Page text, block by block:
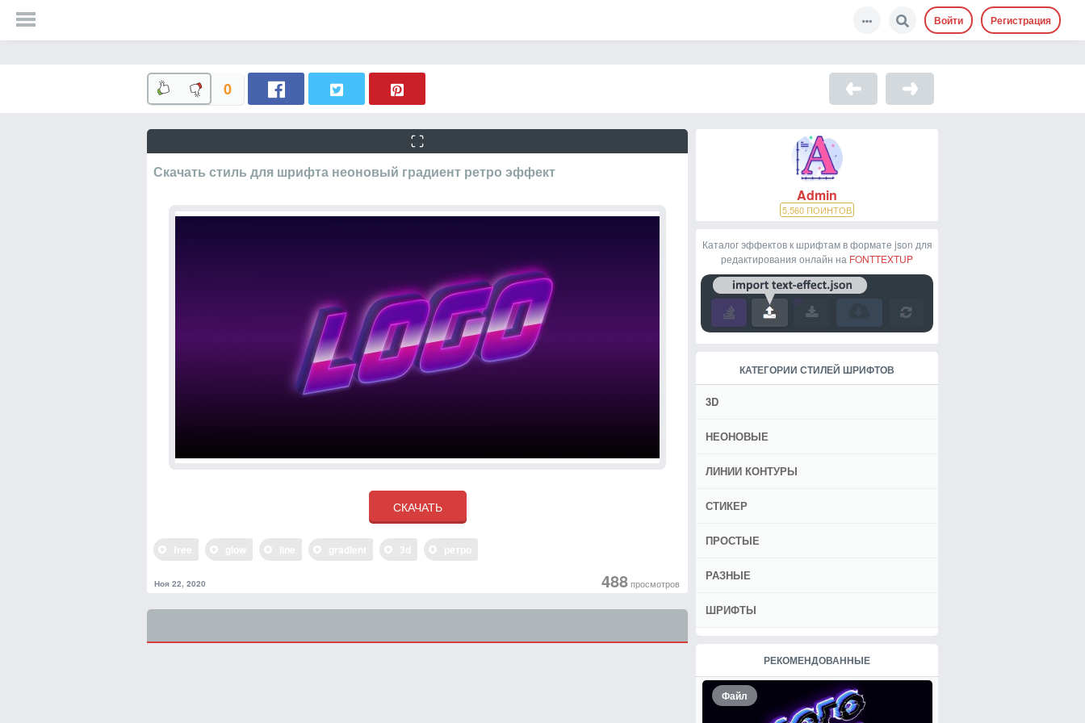
Регистрация
Войти
0
Скачать стиль для шрифта неоновый градиент ретро эффект
488просмотров
Ноя 22, 2020
Admin
5,560 ПОИНТОВ
Каталог эффектов к шрифтам в формате json для
редактирования онлайн на FONTTEXTUP
КАТЕГОРИИ СТИЛЕЙ ШРИФТОВ
3D
НЕОНОВЫЕ
ЛИНИИ КОНТУРЫ
СТИКЕР
ПРОСТЫЕ
РАЗНЫЕ
ШРИФТЫ
РЕКОМЕНДОВАННЫЕ
Файл